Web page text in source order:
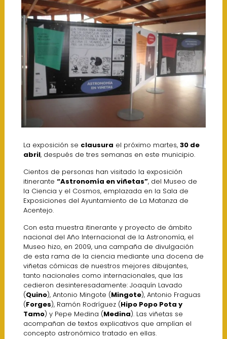
La exposición se clausura el próximo martes, 30 de
abril, después de tres semanas en este municipio.
Cientos de personas han visitado la exposición
itinerante “Astronomía en viñetas”, del Museo de
la Ciencia y el Cosmos, emplazada en la Sala de
Exposiciones del Ayuntamiento de La Matanza de
Acentejo.
Con esta muestra itinerante y proyecto de ámbito
nacional del Año Internacional de la Astronomía, el
Museo hizo, en 2009, una campaña de divulgación
de esta rama de la ciencia mediante una docena de
viñetas cómicas de nuestros mejores dibujantes,
tanto nacionales como internacionales, que las
cedieron desinteresadamente: Joaquín Lavado
(Quino), Antonio Mingote (Mingote), Antonio Fraguas
(Forges), Ramón Rodríguez (Hipo Popo Pota y
Tamo) y Pepe Medina (Medina). Las viñetas se
acompañan de textos explicativos que amplían el
concepto astronómico tratado en ellas.